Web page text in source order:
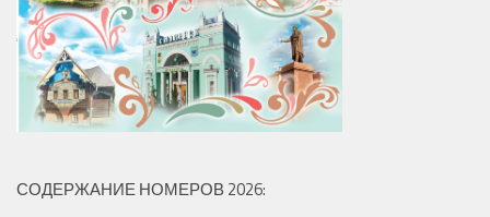
СОДЕРЖАНИЕ НОМЕРОВ 2026: